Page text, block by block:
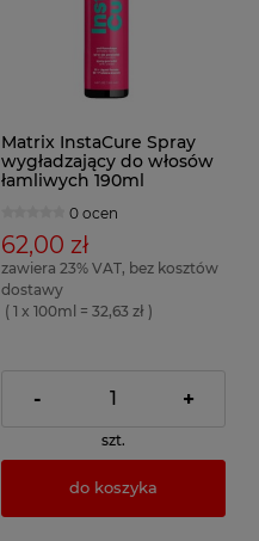
Matrix InstaCure Spray
wygładzający do włosów
łamliwych 190ml
0 ocen
62,00 zł
zawiera 23% VAT, bez kosztów
dostawy
( 1 x 100ml = 32,63 zł )
- +
szt.
do koszyka